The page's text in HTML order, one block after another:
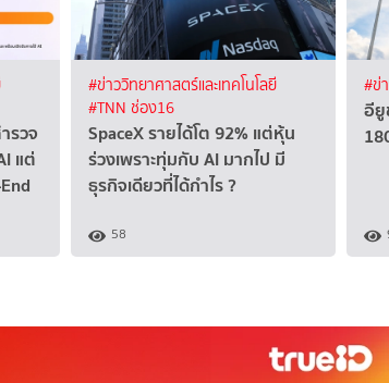
รวจ
แต่
#ข่าววิทยาศาสตร์และเทคโนโลยี
#TNN ช่อง16
SpaceX รายได้โต 92% แต่หุ้น
ร่วงเพราะทุ่มกับ AI มากไป มี
ธุรกิจเดียวที่ได้กำไร ?
58
#ข่
อียู